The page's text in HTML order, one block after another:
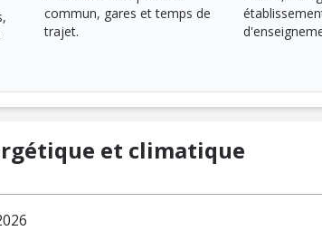
commun, gares et temps de
trajet.
et climatique